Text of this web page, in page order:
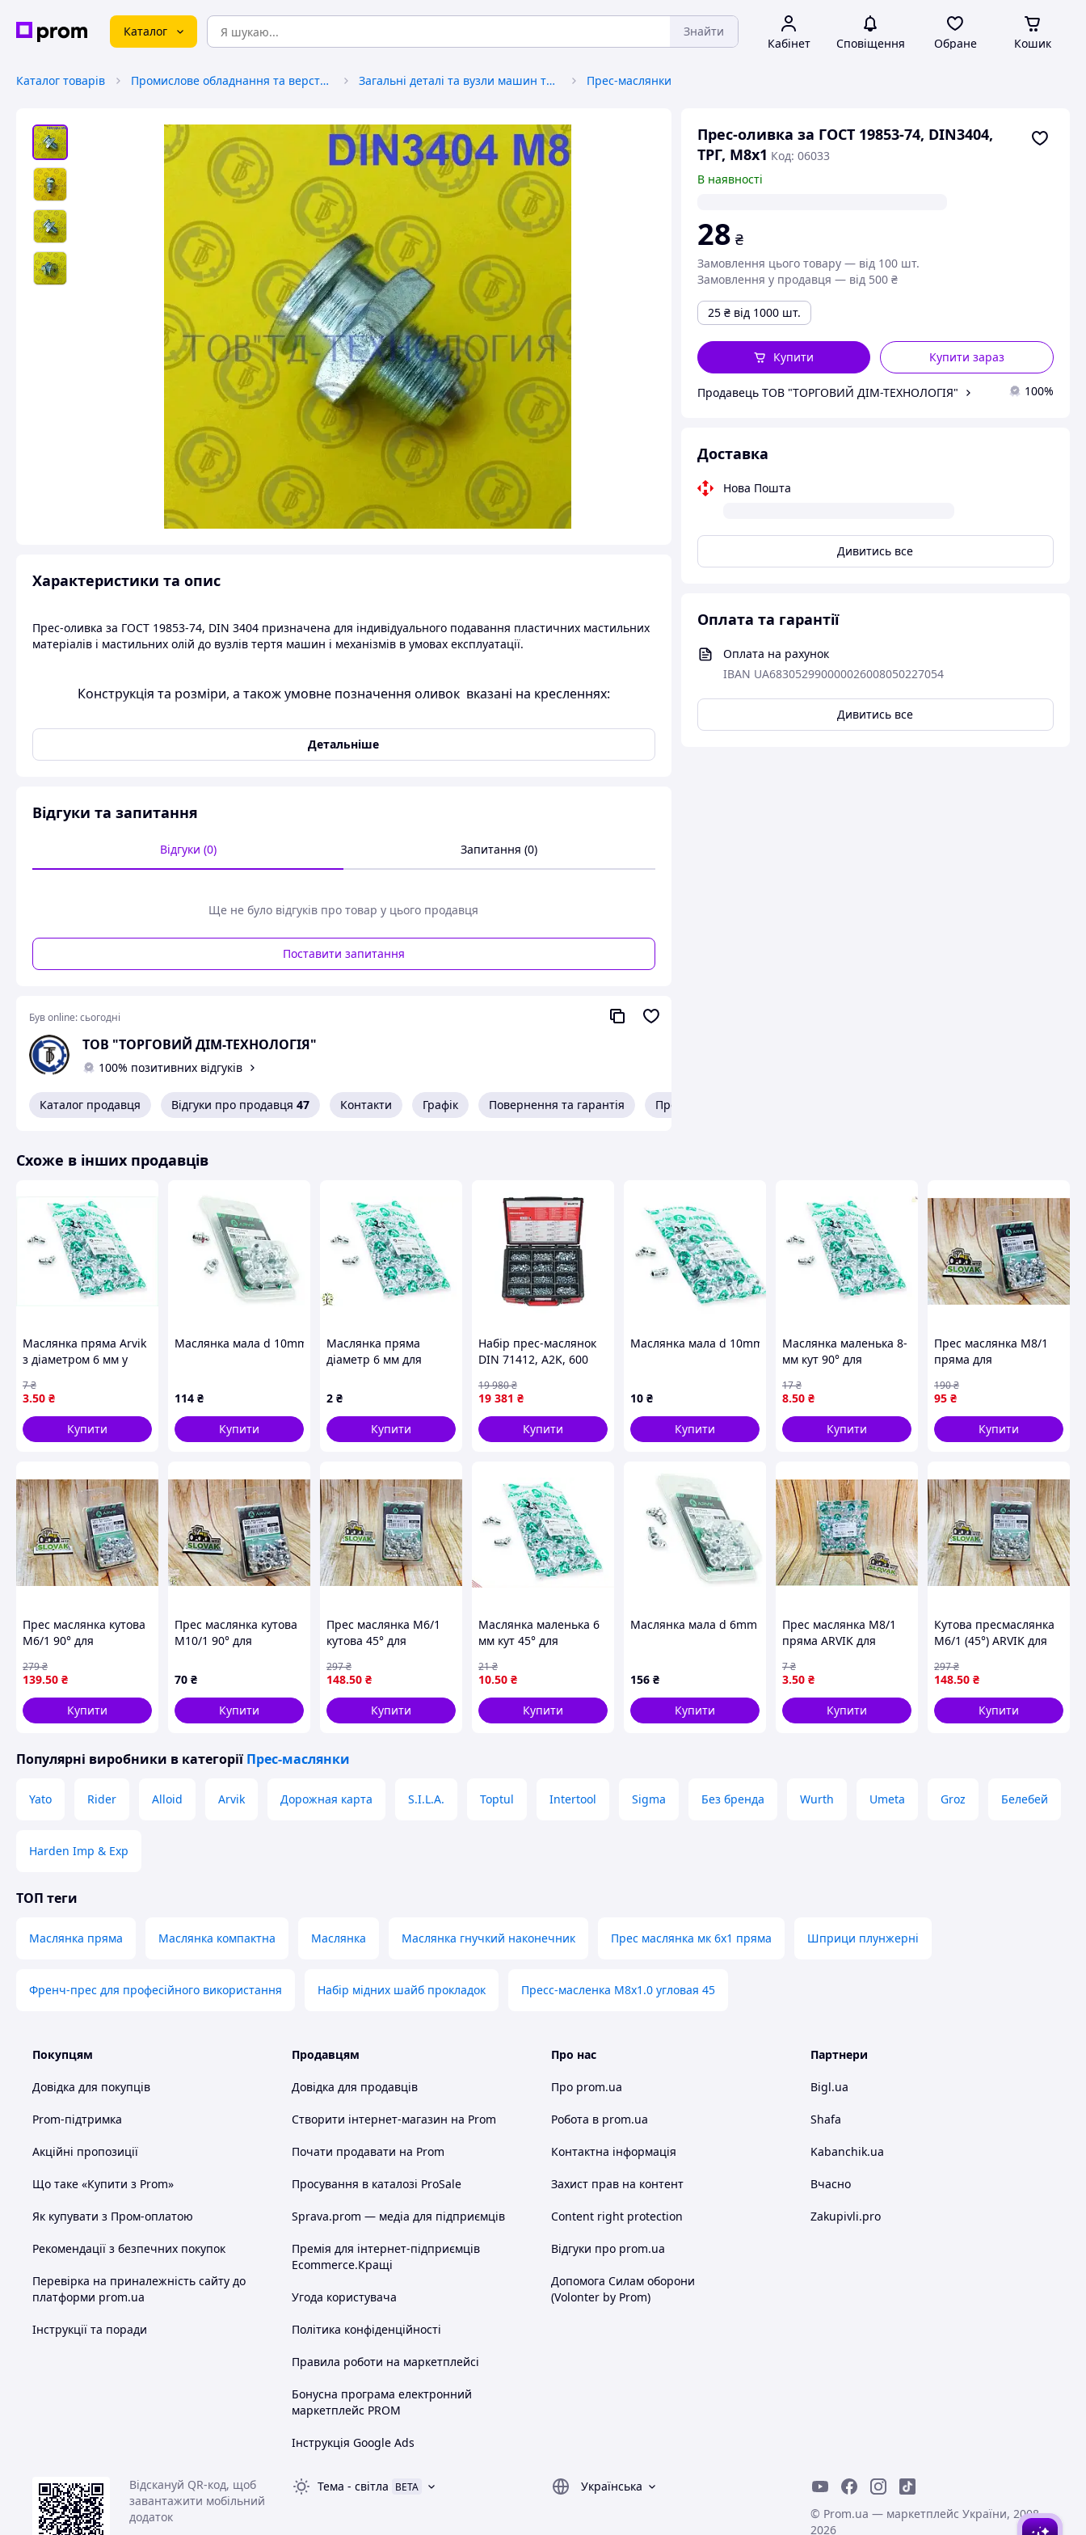
Каталог Знайти
Кабінет Сповіщення Обране Кошик
Каталог товарів Промислове обладнання та верстати Загальні деталі та вузли машин та механізмів Прес-маслянки
Прес-оливка за ГОСТ 19853-74, DIN3404,
ТРГ, M8х1 Код: 06033
В наявності
28 ₴
Замовлення цього товару — від 100 шт.
Замовлення у продавця — від 500 ₴
25 ₴ від 1000 шт.
Купити зараз
Купити
Продавець ТОВ "ТОРГОВИЙ ДІМ-ТЕХНОЛОГІЯ" 100%
Доставка
Нова Пошта
Дивитись все
Оплата та гарантії
Оплата на рахунок
IBAN UA683052990000026008050227054
Дивитись все
Характеристики та опис
Прес-оливка за ГОСТ 19853-74, DIN 3404 призначена для індивідуального подавання пластичних мастильних
матеріалів і мастильних олій до вузлів тертя машин і механізмів в умовах експлуатації.
Конструкція та розміри, а також умовне позначення оливок вказані на кресленнях:
Детальніше
Відгуки та запитання
Відгуки (0) Запитання (0)
Ще не було відгуків про товар у цього продавця
Поставити запитання
Був online:сьогодні
ТОВ "ТОРГОВИЙ ДІМ-ТЕХНОЛОГІЯ"
100% позитивних відгуків
Каталог продавця Відгуки про продавця 47 Контакти Графік Повернення та гарантія Про продавця
Схоже в інших продавців
Маслянка пряма Arvik
з діаметром 6 мм у
для зручного
зберігання й
подавання оливи
3.50 ₴
7₴
Купити
Маслянка мала d 10mm пряма (20шт в уп.) Arvik
114 ₴
Купити
Маслянка пряма
діаметр 6 мм для
деталей 250 штук в
пакованні Arvik
2 ₴
Купити
Набір прес-маслянок
DIN 71412, A2K, 600
19 381 ₴
19 980₴
Купити
Маслянка мала d 10mm 45гр (100шт в уп.) Arvik
10 ₴
Купити
Маслянка маленька 8-
мм кут 90° для
будівництві ремонту
100 штук
8.50 ₴
17₴
Купити
Прес маслянка М8/1
пряма для
механізмів 20 штук у
пакованні
95 ₴
190₴
Купити
Прес маслянка кутова
М6/1 90° для
механізмів і
обладнання ARVIK 16
шт.
139.50 ₴
279₴
Купити
Прес маслянка кутова
М10/1 90° для
комплект 12 штук
високоякісна
70 ₴
Купити
Прес маслянка М6/1
кутова 45° для
механізмів і вузлів 16
штук ARVIK
148.50 ₴
297₴
Купити
Маслянка маленька 6
мм кут 45° для
міцна та стійка до
корозії 100 шт. в
пакованні
10.50 ₴
21₴
Купити
Маслянка мала d 6mm 90гр (16шт в уп.) (Arvik)
156 ₴
Купити
Прес маслянка М8/1
пряма ARVIK для
штук в упаковці
3.50 ₴
7₴
Купити
Кутова пресмаслянка
М6/1 (45°) ARVIK для
використання 16 штук
в пакованні
148.50 ₴
297₴
Купити
Популярні виробники в категорії Прес-маслянки
Yato Rider Alloid Arvik Дорожная карта S.I.L.A. Toptul Intertool Sigma Без бренда Wurth Umeta Groz Белебей
Harden Imp & Exp
ТОП теги
Маслянка пряма Маслянка компактна Маслянка Маслянка гнучкий наконечник Прес маслянка мк 6х1 пряма Шприци плунжерні
Френч-прес для професійного використання Набір мідних шайб прокладок Пресс-масленка М8х1.0 угловая 45
Покупцям
Довідка для покупців
Prom-підтримка
Акційні пропозиції
Що таке «Купити з Prom»
Як купувати з Пром-оплатою
Рекомендації з безпечних покупок
Перевірка на приналежність сайту до
платформи prom.ua
Інструкції та поради
Продавцям
Довідка для продавців
Створити інтернет-магазин на Prom
Почати продавати на Prom
Просування в каталозі ProSale
Sprava.prom — медіа для підприємців
Премія для інтернет-підприємців
Ecommerce.Кращі
Угода користувача
Політика конфіденційності
Правила роботи на маркетплейсі
Бонусна програма електронний
маркетплейс PROM
Інструкція Google Ads
Про нас
Про prom.ua
Робота в prom.ua
Контактна інформація
Захист прав на контент
Content right protection
Відгуки про prom.ua
Допомога Силам оборони
(Volonter by Prom)
Партнери
Bigl.ua
Shafa
Kabanchik.ua
Вчасно
Zakupivli.pro
Відскануй QR-код, щоб
завантажити мобільний
додаток
Тема - світла BETA
Українська
© Prom.ua — маркетплейс України, 2008-
2026